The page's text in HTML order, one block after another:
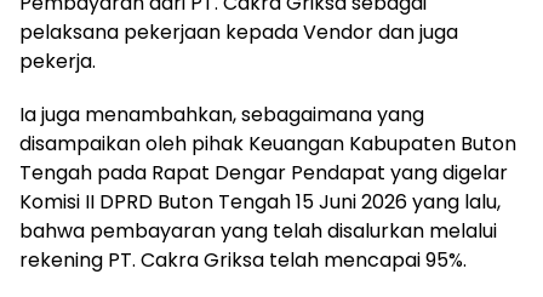
pelaksana pekerjaan kepada Vendor dan juga
pekerja.
Ia juga menambahkan, sebagaimana yang
disampaikan oleh pihak Keuangan Kabupaten Buton
Tengah pada Rapat Dengar Pendapat yang digelar
Komisi II DPRD Buton Tengah 15 Juni 2026 yang lalu,
bahwa pembayaran yang telah disalurkan melalui
rekening PT. Cakra Griksa telah mencapai 95%.